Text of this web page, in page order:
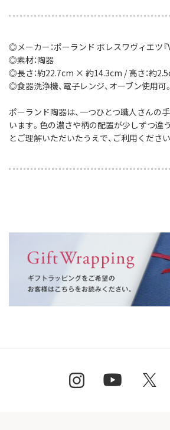
◎メーカー：ポーランド ボレスワヴィエツ『
◎素材：陶器
◎長さ：約22.7cm × 約14.3cm / 高さ：約
◎食器洗浄機、電子レンジ、オーブン使用可。
ポーランド陶器は、一つひとつ職人さんの
います。色の濃さや柄の配置が少しずつ違
とご理解いただいたうえで、ご利用ください